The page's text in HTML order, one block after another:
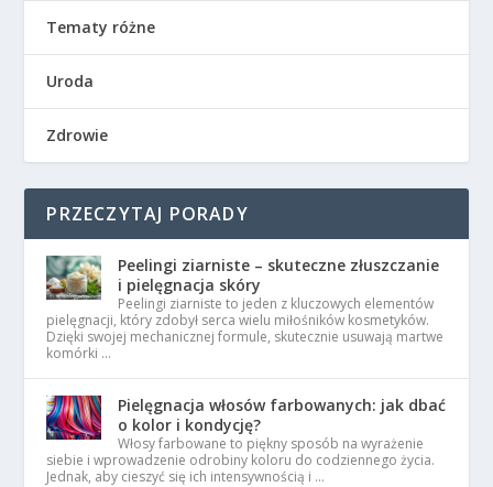
Tematy różne
Uroda
Zdrowie
PRZECZYTAJ PORADY
Peelingi ziarniste – skuteczne złuszczanie
i pielęgnacja skóry
Peelingi ziarniste to jeden z kluczowych elementów
pielęgnacji, który zdobył serca wielu miłośników kosmetyków.
Dzięki swojej mechanicznej formule, skutecznie usuwają martwe
komórki …
Pielęgnacja włosów farbowanych: jak dbać
o kolor i kondycję?
Włosy farbowane to piękny sposób na wyrażenie
siebie i wprowadzenie odrobiny koloru do codziennego życia.
Jednak, aby cieszyć się ich intensywnością i …